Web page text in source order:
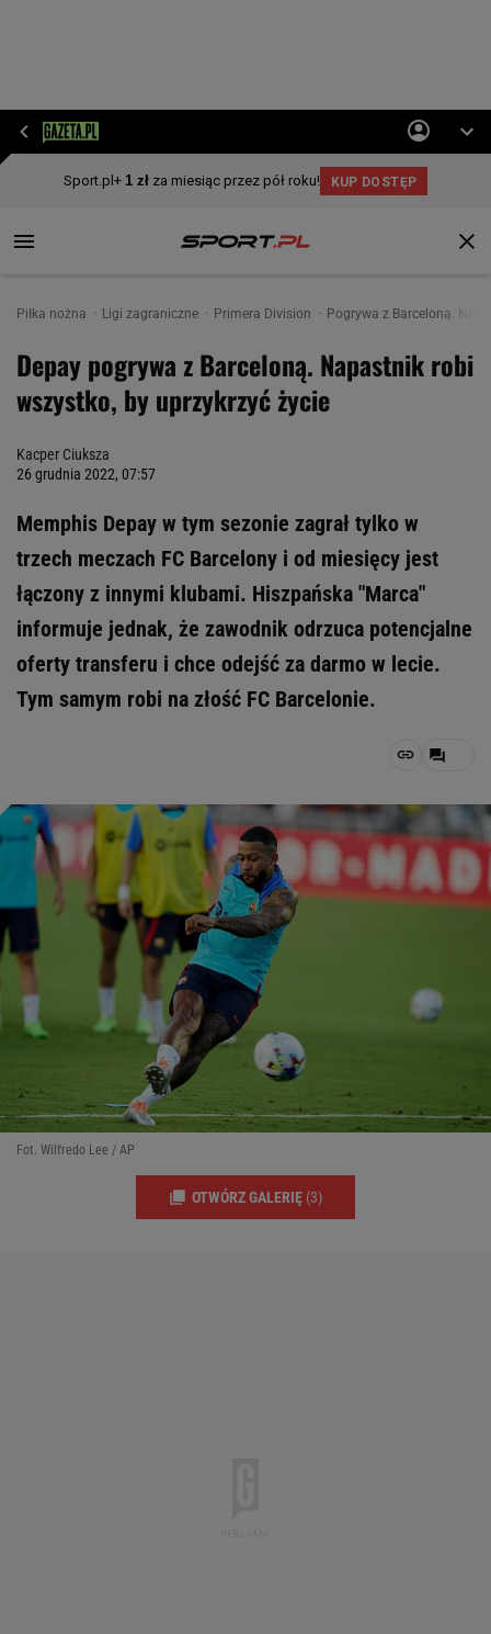
Piłka nożna Ligi zagraniczne Primera Division Pogrywa z Barceloną.
Depay pogrywa z Barceloną. Napastnik robi
wszystko, by uprzykrzyć życie
Kacper Ciuksza
26 grudnia 2022, 07:57
Memphis Depay w tym sezonie zagrał tylko w
trzech meczach FC Barcelony i od miesięcy jest
łączony z innymi klubami. Hiszpańska "Marca"
informuje jednak, że zawodnik odrzuca potencjalne
oferty transferu i chce odejść za darmo w lecie.
Tym samym robi na złość FC Barcelonie.
Fot. Wilfredo Lee / AP
OTWÓRZ GALERIĘ (3)